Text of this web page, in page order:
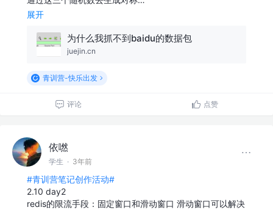
展开
为什么我抓不到baidu的数据包
juejin.cn
青训营-快乐出发
评论 点赞
依嘫
学生 · 3年前
#青训营笔记创作活动#
2.10 day2
redis的限流手段：固定窗口和滑动窗口 滑动窗口可以解决